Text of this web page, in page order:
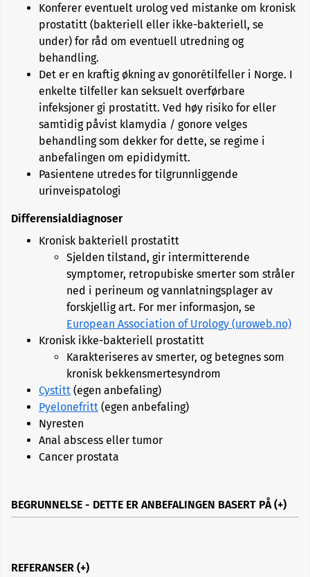
Konferer eventuelt urolog ved mistanke om kronisk
prostatitt (bakteriell eller ikke-bakteriell, se
under) for råd om eventuell utredning og
behandling.
Det er en kraftig økning av gonorétilfeller i Norge. I
enkelte tilfeller kan seksuelt overførbare
infeksjoner gi prostatitt. Ved høy risiko for eller
samtidig påvist klamydia / gonore velges
behandling som dekker for dette, se regime i
anbefalingen om epididymitt.
Pasientene utredes for tilgrunnliggende
urinveispatologi
Differensialdiagnoser
Kronisk bakteriell prostatitt
Sjelden tilstand, gir intermitterende
symptomer, retropubiske smerter som stråler
ned i perineum og vannlatningsplager av
forskjellig art. For mer informasjon, se
European Association of Urology (uroweb.no)
Kronisk ikke-bakteriell prostatitt
Karakteriseres av smerter, og betegnes som
kronisk bekkensmertesyndrom
Cystitt (egen anbefaling)
Pyelonefritt (egen anbefaling)
Nyresten
Anal abscess eller tumor
Cancer prostata
BEGRUNNELSE - DETTE ER ANBEFALINGEN BASERT PÅ
REFERANSER